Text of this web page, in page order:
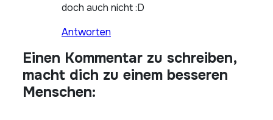
doch auch nicht :D
Antworten
Einen Kommentar zu schreiben,
macht dich zu einem besseren
Menschen: